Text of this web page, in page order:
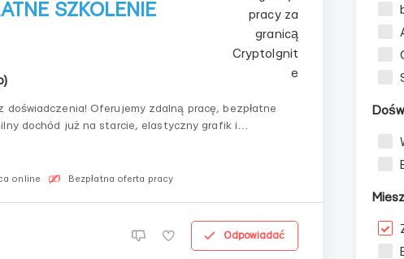
SZKOLENIE
zdalną pracę, bezpłatne
dochód już na starcie, elastyczny grafik i
online Bezpłatna oferta pracy
Odpowiadać